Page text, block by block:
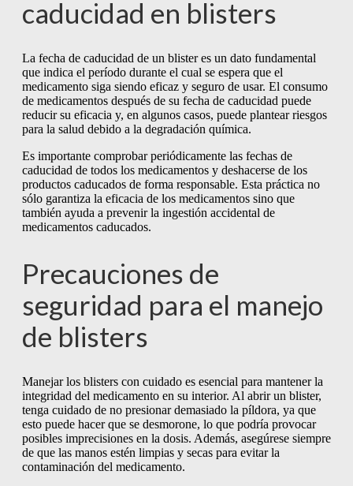
caducidad en blisters
La fecha de caducidad de un blister es un dato fundamental
que indica el período durante el cual se espera que el
medicamento siga siendo eficaz y seguro de usar. El consumo
de medicamentos después de su fecha de caducidad puede
reducir su eficacia y, en algunos casos, puede plantear riesgos
para la salud debido a la degradación química.
Es importante comprobar periódicamente las fechas de
caducidad de todos los medicamentos y deshacerse de los
productos caducados de forma responsable. Esta práctica no
sólo garantiza la eficacia de los medicamentos sino que
también ayuda a prevenir la ingestión accidental de
medicamentos caducados.
Precauciones de
seguridad para el manejo
de blisters
Manejar los blisters con cuidado es esencial para mantener la
integridad del medicamento en su interior. Al abrir un blister,
tenga cuidado de no presionar demasiado la píldora, ya que
esto puede hacer que se desmorone, lo que podría provocar
posibles imprecisiones en la dosis. Además, asegúrese siempre
de que las manos estén limpias y secas para evitar la
contaminación del medicamento.